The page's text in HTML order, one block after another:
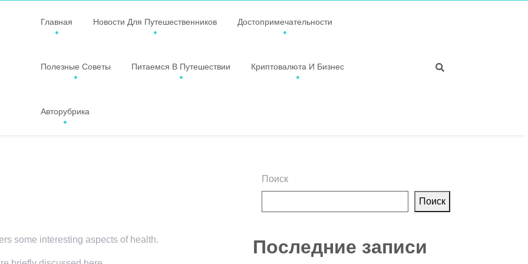
Главная Новости Для Путешественников Достопримечательности
Полезные Советы Питаемся В Путешествии Криптовалюта И Бизнес
Авторубрика
some interesting aspects of health.
Поиск
Поиск
Последние записи